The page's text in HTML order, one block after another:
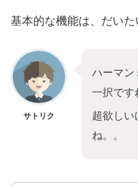
基本的な機能は、だいた
サトリク
ハーマン
一択です
超欲しい
ね。。